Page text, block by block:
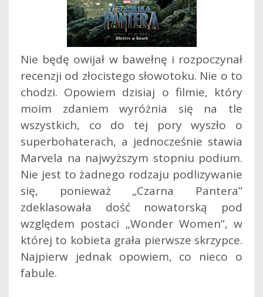
Nie będę owijał w bawełnę i rozpoczynał
recenzji od złocistego słowotoku. Nie o to
chodzi. Opowiem dzisiaj o filmie, który
moim zdaniem wyróżnia się na tle
wszystkich, co do tej pory wyszło o
superbohaterach, a jednocześnie stawia
Marvela na najwyższym stopniu podium.
Nie jest to żadnego rodzaju podlizywanie
się, ponieważ „Czarna Pantera”
zdeklasowała dość nowatorską pod
względem postaci „Wonder Women”, w
której to kobieta grała pierwsze skrzypce.
Najpierw jednak opowiem, co nieco o
fabule.